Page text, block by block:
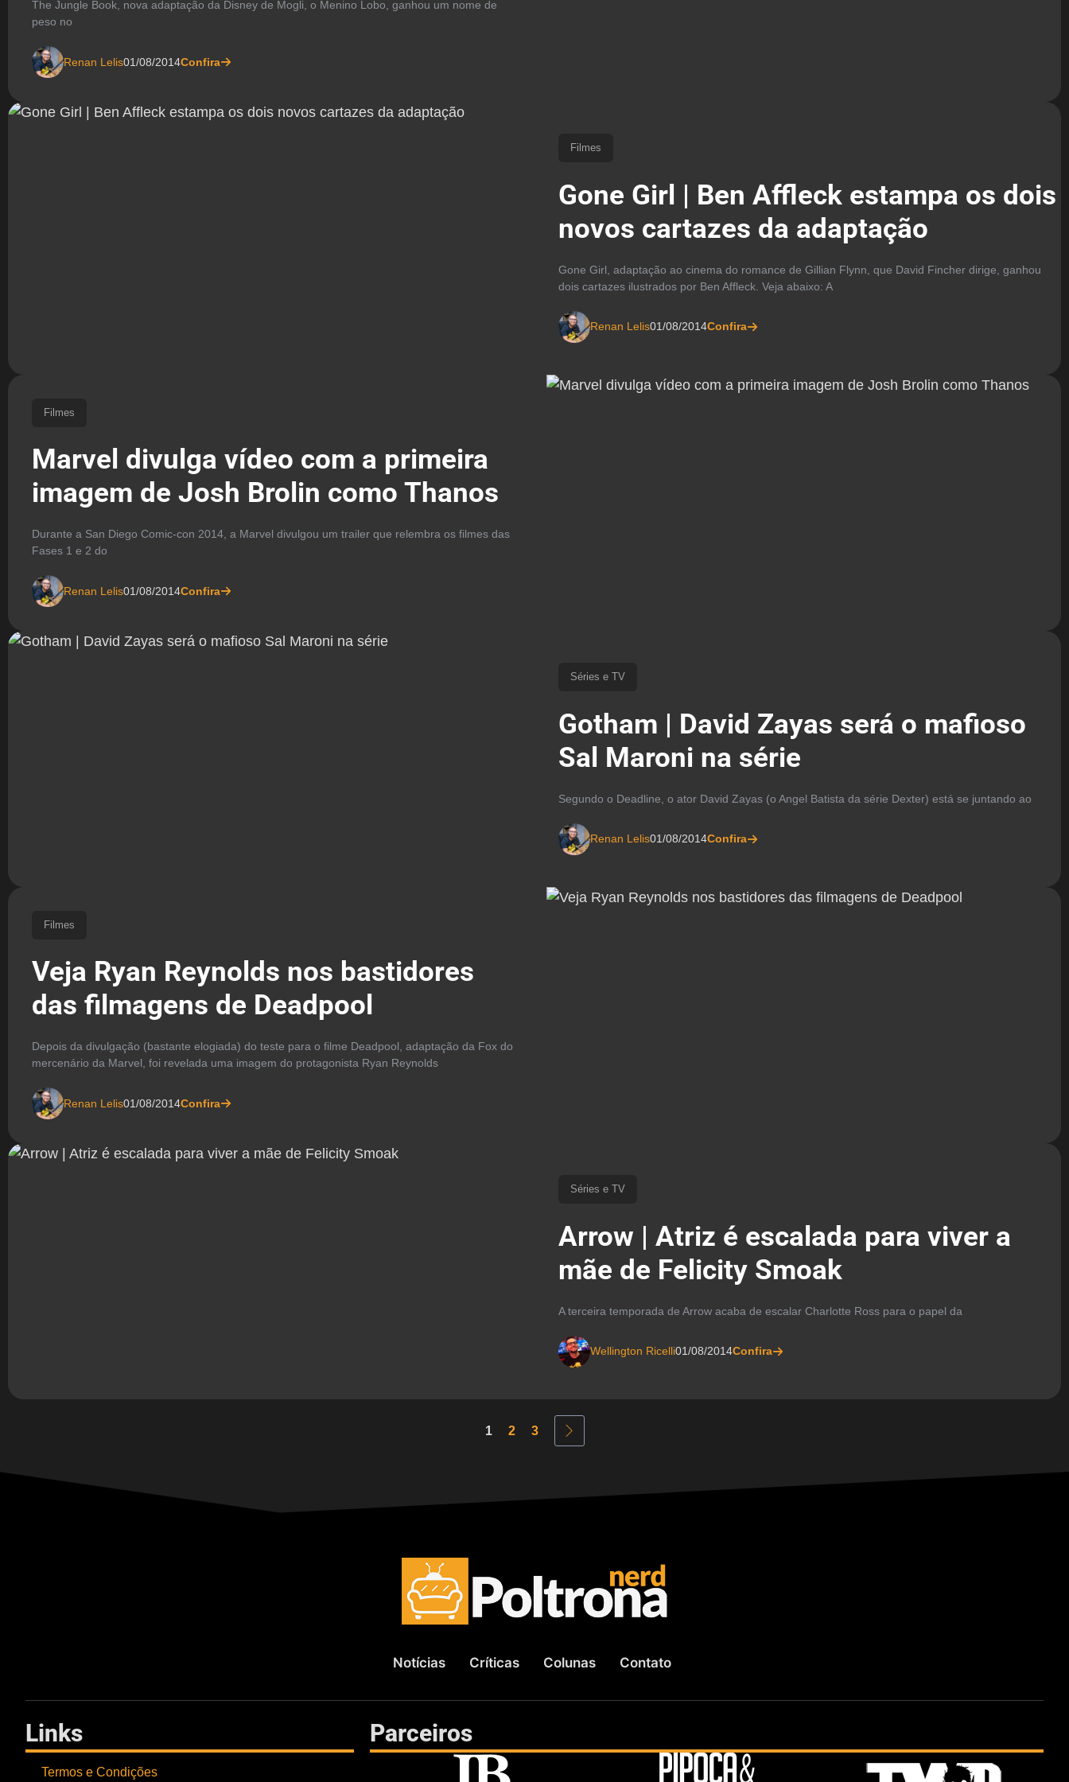
The Jungle Book, nova adaptação da Disney de Mogli, o Menino Lobo, ganhou um nome de
peso no
Renan Lelis01/08/2014Confira
Filmes
Gone Girl | Ben Affleck estampa os dois
novos cartazes da adaptação
Gone Girl, adaptação ao cinema do romance de Gillian Flynn, que David Fincher dirige, ganhou
dois cartazes ilustrados por Ben Affleck. Veja abaixo: A
Renan Lelis01/08/2014Confira
Filmes
Marvel divulga vídeo com a primeira
imagem de Josh Brolin como Thanos
Durante a San Diego Comic-con 2014, a Marvel divulgou um trailer que relembra os filmes das
Fases 1 e 2 do
Renan Lelis01/08/2014Confira
Séries e TV
Gotham | David Zayas será o mafioso
Sal Maroni na série
Segundo o Deadline, o ator David Zayas (o Angel Batista da série Dexter) está se juntando ao
Renan Lelis01/08/2014Confira
Filmes
Veja Ryan Reynolds nos bastidores
das filmagens de Deadpool
Depois da divulgação (bastante elogiada) do teste para o filme Deadpool, adaptação da Fox do
mercenário da Marvel, foi revelada uma imagem do protagonista Ryan Reynolds
Renan Lelis01/08/2014Confira
Séries e TV
Arrow | Atriz é escalada para viver a
mãe de Felicity Smoak
A terceira temporada de Arrow acaba de escalar Charlotte Ross para o papel da
Wellington Ricelli01/08/2014Confira
1 2 3
Notícias Críticas Colunas Contato
Links
Termos e Condições
Parceiros